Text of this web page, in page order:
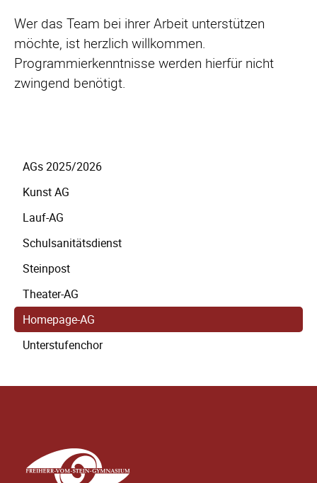
Wer das Team bei ihrer Arbeit unterstützen
möchte, ist herzlich willkommen.
Programmierkenntnisse werden hierfür nicht
zwingend benötigt.
überspringen
AGs 2025/2026
Kunst AG
Lauf-AG
Schulsanitätsdienst
Steinpost
Theater-AG
Homepage-AG
Unterstufenchor